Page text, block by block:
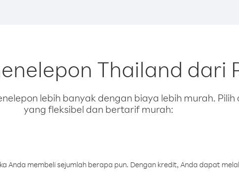
Thailand dari
lebih banyak dengan biaya lebih murah.
yang fleksibel dan bertarif murah:
Anda membeli sejumlah berapa pun. Dengan kredit, Anda dapat